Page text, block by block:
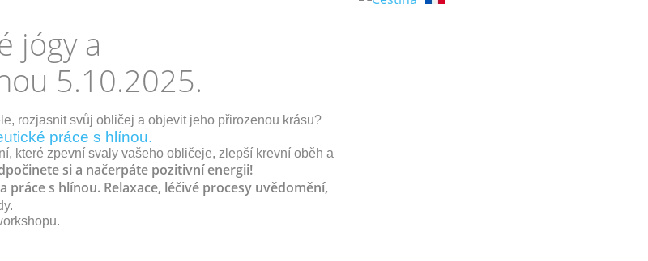
jógy a
5.10.2025.
rozjasnit svůj obličej a objevit jeho přirozenou krásu?
práce s hlínou.
které zpevní svaly vašeho obličeje, zlepší krevní oběh a
si a načerpáte pozitivní energii!
práce s hlínou. Relaxace, léčivé procesy uvědomění,